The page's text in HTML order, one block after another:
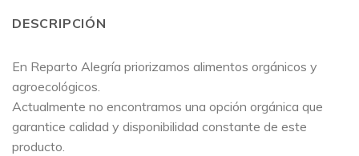
DESCRIPCIÓN
En Reparto Alegría priorizamos alimentos orgánicos y
agroecológicos.
Actualmente no encontramos una opción orgánica que
garantice calidad y disponibilidad constante de este
producto.